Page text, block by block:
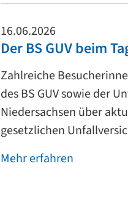
16.06.2026
Der BS GUV beim
Zahlreiche
des BS GUV sowie der
Niedersachsen über
gesetzlichen
Mehr erfahren